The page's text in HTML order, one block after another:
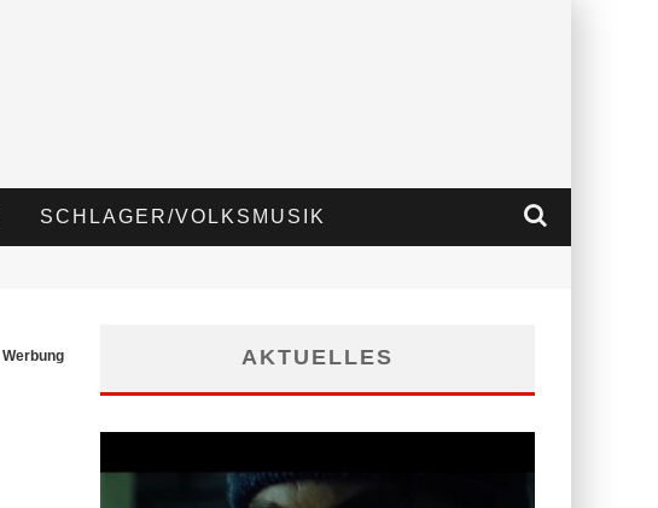
SCHLAGER/VOLKSMUSIK
Werbung AKTUELLES